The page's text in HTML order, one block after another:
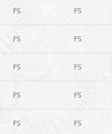
FS FS
FS FS
FS FS
FS FS
FS FS